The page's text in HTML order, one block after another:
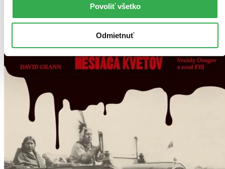
Povoliť všetko
Odmietnuť